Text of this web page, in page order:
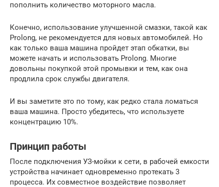
пополнить количество моторного масла.
Конечно, использование улучшенной смазки, такой как
Prolong, не рекомендуется для новых автомобилей. Но
как только ваша машина пройдет этап обкатки, вы
можете начать и использовать Prolong. Многие
довольны покупкой этой промывки и тем, как она
продлила срок службы двигателя.
И вы заметите это по тому, как редко стала ломаться
ваша машина. Просто убедитесь, что используете
концентрацию 10%.
Принцип работы
После подключения УЗ-мойки к сети, в рабочей емкости
устройства начинает одновременно протекать 3
процесса. Их совместное воздействие позволяет